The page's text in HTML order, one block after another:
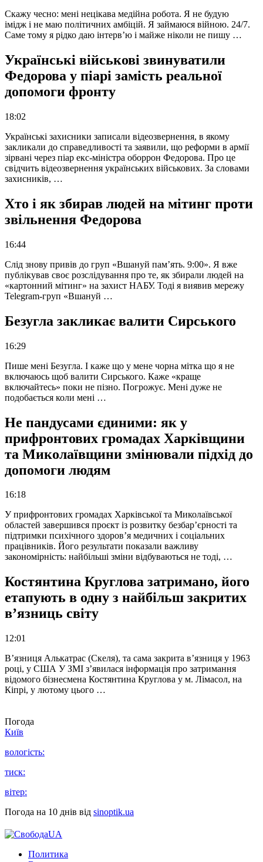
Скажу чесно: мені нецікава медійна робота. Я не будую
імідж і не маю політичних амбіцій. Я займаюся війною. 24/7.
Саме тому я рідко даю інтерв’ю і майже ніколи не пишу …
Українські військові звинуватили
Федорова у піарі замість реальної
допомоги фронту
18:02
Українські захисники записали відеозвернення, в якому
закликали до справедливості та заявили, що реформи в армії
зірвані через піар екс-міністра оборрон Федорова. Про це
свідчить відеозвернення українських військових. За словами
захисників, …
Хто і як збирав людей на мітинг проти
звільнення Федорова
16:44
Слід знову привів до груп «Вшануй пам’ять. 9:00». Я вже
публікував своє розслідування про те, як збирали людей на
«картонний мітинг» на захист НАБУ. Тоді я виявив мережу
Telegram-груп «Вшануй …
Безугла закликає валити Сирського
16:29
Пише мені Безугла. І каже що у мене чорна мітка що я не
включаюсь щоб валити Сирського. Каже «краще
включайтесь» поки не пізно. Погрожує. Мені дуже не
подобається коли мені …
Не пандусами єдиними: як у
прифронтових громадах Харківщини
та Миколаївщини змінювали підхід до
допомоги людям
16:18
У прифронтових громадах Харківської та Миколаївської
областей завершився проєкт із розвитку безбар’єрності та
підтримки психічного здоров’я медичних і соціальних
працівників. Його результати показали важливу
закономірність: найбільші зміни відбуваються не тоді, …
Костянтина Круглова затримано, його
етапують в одну з найбільш закритих
в’язниць світу
12:01
В’язниця Алькатрас (Скеля), та сама закрита в’язниця у 1963
році, у США У ЗМІ з’явилася інформація про затримання
відомого бізнесмена Костянтина Круглова у м. Лімасол, на
Кіпрі, у лютому цього …
Погода
Київ
вологість:
тиск:
вітер:
Погода на 10 днів від sinoptik.ua
Политика